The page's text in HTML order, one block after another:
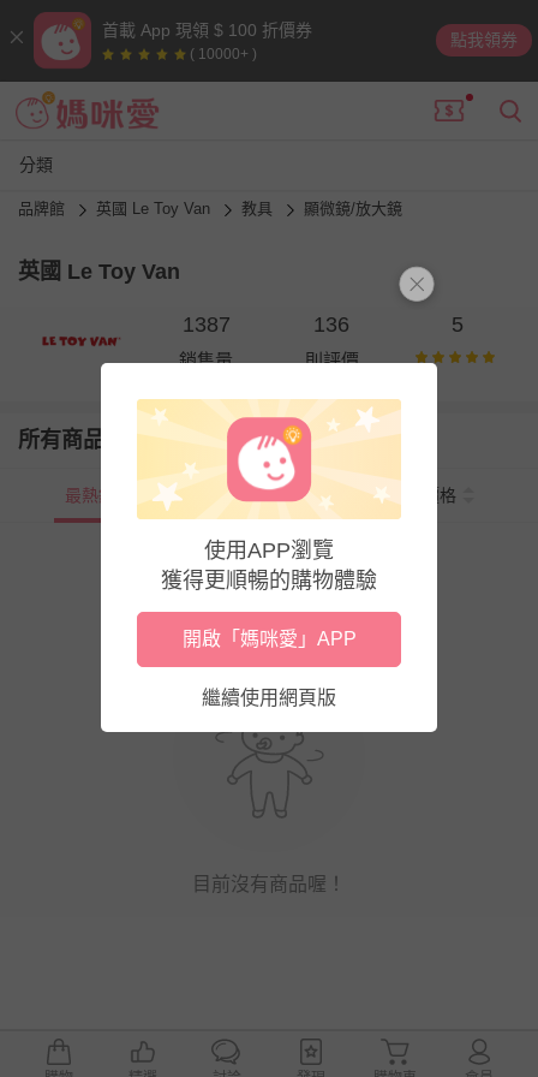
首載 App 現領 $ 100 折價券
( 10000+ )
點我領券
分類
品牌館 英國 Le Toy Van 教具 顯微鏡/放大鏡
英國 Le Toy Van
1387
銷售量
136
則評價
5
所有商品
最熱銷 新上市 價格
目前沒有商品喔！
使用APP瀏覽
獲得更順暢的購物體驗
開啟「媽咪愛」APP
繼續使用網頁版